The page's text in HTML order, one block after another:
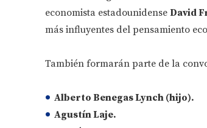
economista estadounidense David
más influyentes del pensamiento
También formarán parte de la
Alberto Benegas Lynch (hijo).
Agustín Laje.